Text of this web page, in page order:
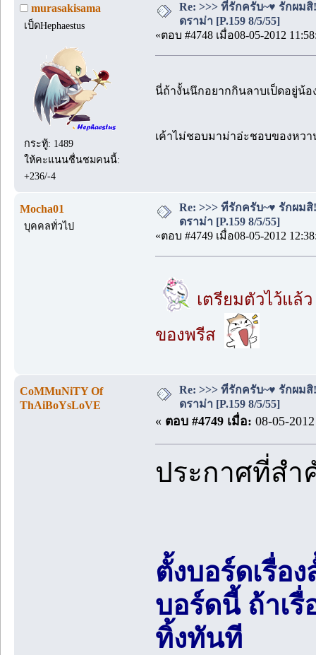
murasakisama
เป็ดHephaestus
กระทู้: 1489
ให้คะแนนชื่นชมคนนี้:
+236/-4
Re: >>> ที่รักครับ~♥ รักผม
ดราม่า [P.159 8/5/55]
«ตอบ #4748 เมื่อ08-05-2012
นี่ถ้างั้นนึกอยากกินลาบเป็ดอยู่น้อ
เค้าไม่ชอบมาม่าอ่ะชอบของหว
Mocha01
บุคคลทั่วไป
Re: >>> ที่รักครับ~♥ รักผม
ดราม่า [P.159 8/5/55]
«ตอบ #4749 เมื่อ08-05-2012
เตรียมตัวไว้แล้
ของพรีส
CoMMuNiTY Of
ThAiBoYsLoVE
Re: >>> ที่รักครับ~♥ รักผม
ดราม่า [P.159 8/5/55]
« ตอบ #4749 เมื่อ: 08-05-
ประกาศที่ส
ตั้งบอร์ดเรื่อ
บอร์ดนี้ ถ้าเ
ทิ้งทันที